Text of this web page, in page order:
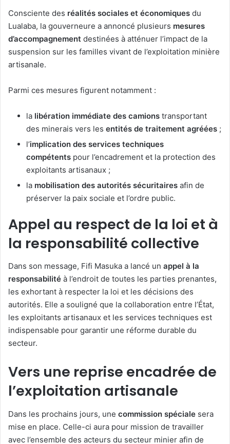
Consciente des réalités sociales et économiques du
Lualaba, la gouverneure a annoncé plusieurs mesures
d’accompagnement destinées à atténuer l’impact de la
suspension sur les familles vivant de l’exploitation minière
artisanale.
Parmi ces mesures figurent notamment :
la libération immédiate des camions transportant
des minerais vers les entités de traitement agréées ;
l’implication des services techniques
compétents pour l’encadrement et la protection des
exploitants artisanaux ;
la mobilisation des autorités sécuritaires afin de
préserver la paix sociale et l’ordre public.
Appel au respect de la loi et à
la responsabilité collective
Dans son message, Fifi Masuka a lancé un appel à la
responsabilité à l’endroit de toutes les parties prenantes,
les exhortant à respecter la loi et les décisions des
autorités. Elle a souligné que la collaboration entre l’État,
les exploitants artisanaux et les services techniques est
indispensable pour garantir une réforme durable du
secteur.
Vers une reprise encadrée de
l’exploitation artisanale
Dans les prochains jours, une commission spéciale sera
mise en place. Celle-ci aura pour mission de travailler
avec l’ensemble des acteurs du secteur minier afin de